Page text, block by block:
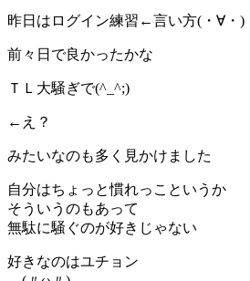
昨日はログイン練習←言い方(・∀・)
前々日で良かったかな
ＴＬ大騒ぎで(^_^;)
←え？
みたいなのも多く見かけました
自分はちょっと慣れっこというか
そういうのもあって
無駄に騒ぐのが好きじゃない
好きなのはユチョン